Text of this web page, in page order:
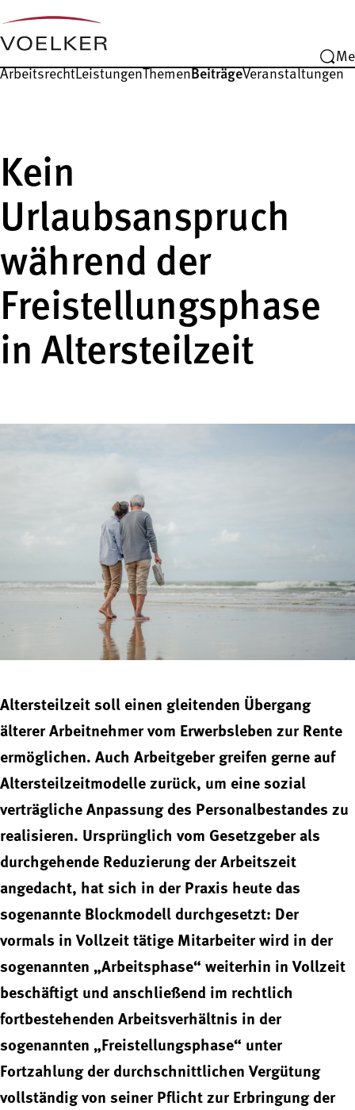
ArbeitsrechtLeistungenThemenBeiträgeVeranstaltungen
Kein
Urlaubsanspruch
während der
Freistellungsphase
in Altersteilzeit
Altersteilzeit soll einen gleitenden Übergang
älterer Arbeitnehmer vom Erwerbsleben zur Rente
ermöglichen. Auch Arbeitgeber greifen gerne auf
Altersteilzeitmodelle zurück, um eine sozial
verträgliche Anpassung des Personalbestandes zu
realisieren. Ursprünglich vom Gesetzgeber als
durchgehende Reduzierung der Arbeitszeit
angedacht, hat sich in der Praxis heute das
sogenannte Blockmodell durchgesetzt: Der
vormals in Vollzeit tätige Mitarbeiter wird in der
sogenannten „Arbeitsphase“ weiterhin in Vollzeit
beschäftigt und anschließend im rechtlich
fortbestehenden Arbeitsverhältnis in der
sogenannten „Freistellungsphase“ unter
Fortzahlung der durchschnittlichen Vergütung
vollständig von seiner Pflicht zur Erbringung der